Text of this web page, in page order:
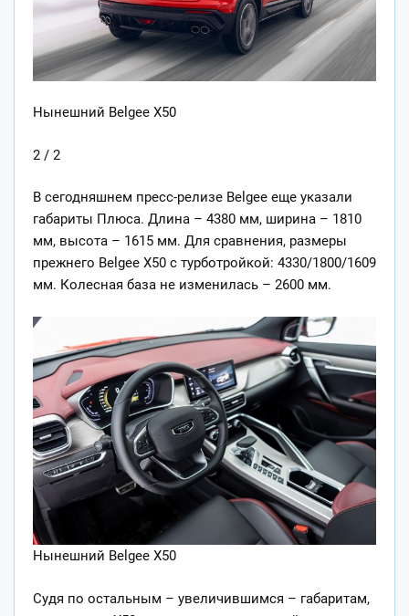
Нынешний Belgee X50
2 / 2
В сегодняшнем пресс-релизе Belgee еще указали
габариты Плюса. Длина – 4380 мм, ширина – 1810
мм, высота – 1615 мм. Для сравнения, размеры
прежнего Belgee X50 с турботройкой: 4330/1800/1609
мм. Колесная база не изменилась – 2600 мм.
Нынешний Belgee X50
Судя по остальным – увеличившимся – габаритам,